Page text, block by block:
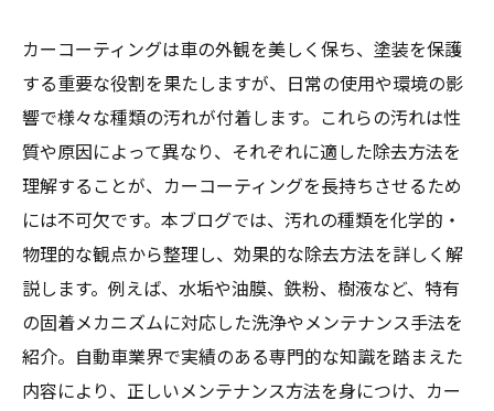
カーコーティングは車の外観を美しく保ち、塗装を保護
する重要な役割を果たしますが、日常の使用や環境の影
響で様々な種類の汚れが付着します。これらの汚れは性
質や原因によって異なり、それぞれに適した除去方法を
理解することが、カーコーティングを長持ちさせるため
には不可欠です。本ブログでは、汚れの種類を化学的・
物理的な観点から整理し、効果的な除去方法を詳しく解
説します。例えば、水垢や油膜、鉄粉、樹液など、特有
の固着メカニズムに対応した洗浄やメンテナンス手法を
紹介。自動車業界で実績のある専門的な知識を踏まえた
内容により、正しいメンテナンス方法を身につけ、カー